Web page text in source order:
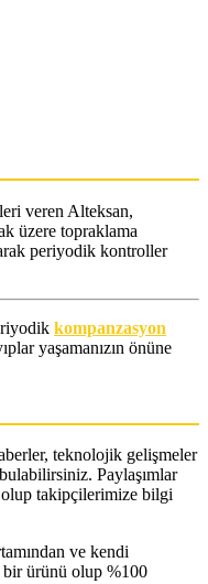
veren Alteksan,
üzere topraklama
periyodik kontroller
kompanzasyon
yaşamanızın önüne
teknolojik gelişmeler
Paylaşımlar
takipçilerimize bilgi
ve kendi
ürünü olup %100